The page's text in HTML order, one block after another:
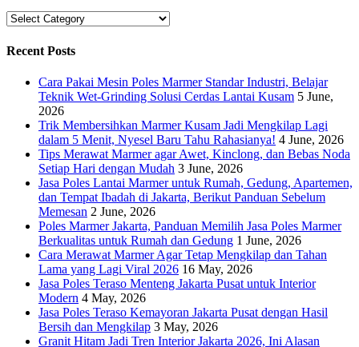
Categories
Recent Posts
Cara Pakai Mesin Poles Marmer Standar Industri, Belajar
Teknik Wet-Grinding Solusi Cerdas Lantai Kusam 5 June,
2026
Trik Membersihkan Marmer Kusam Jadi Mengkilap Lagi
dalam 5 Menit, Nyesel Baru Tahu Rahasianya! 4 June, 2026
Tips Merawat Marmer agar Awet, Kinclong, dan Bebas Noda
Setiap Hari dengan Mudah 3 June, 2026
Jasa Poles Lantai Marmer untuk Rumah, Gedung, Apartemen,
dan Tempat Ibadah di Jakarta, Berikut Panduan Sebelum
Memesan 2 June, 2026
Poles Marmer Jakarta, Panduan Memilih Jasa Poles Marmer
Berkualitas untuk Rumah dan Gedung 1 June, 2026
Cara Merawat Marmer Agar Tetap Mengkilap dan Tahan
Lama yang Lagi Viral 2026 16 May, 2026
Jasa Poles Teraso Menteng Jakarta Pusat untuk Interior
Modern 4 May, 2026
Jasa Poles Teraso Kemayoran Jakarta Pusat dengan Hasil
Bersih dan Mengkilap 3 May, 2026
Granit Hitam Jadi Tren Interior Jakarta 2026, Ini Alasan